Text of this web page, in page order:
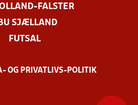
FALSTER
SJÆLLAND
FUTSAL
OG PRIVATLIVS-POLITIK